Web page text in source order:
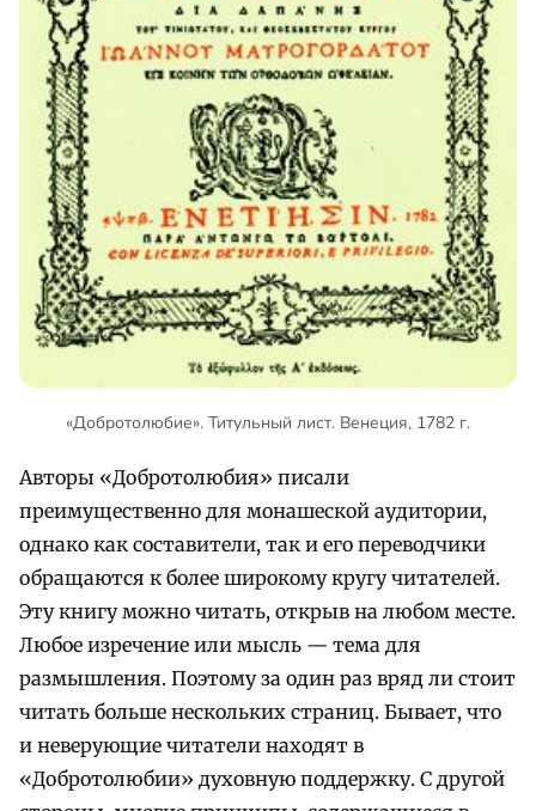
«Добротолюбие». Титульный лист. Венеция, 1782 г.
Авторы «Добротолюбия» писали
преимущественно для монашеской аудитории,
однако как составители, так и его переводчики
обращаются к более широкому кругу читателей.
Эту книгу можно читать, открыв на любом месте.
Любое изречение или мысль — тема для
размышления. Поэтому за один раз вряд ли стоит
читать больше нескольких страниц. Бывает, что
и неверующие читатели находят в
«Добротолюбии» духовную поддержку. С другой